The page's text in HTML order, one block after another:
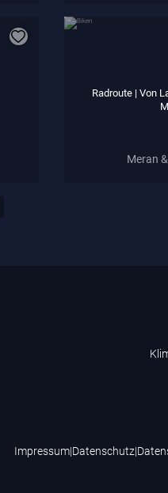
Radroute | Von
Meran
Impressum|Datenschutz|